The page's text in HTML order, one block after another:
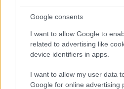
Google consents
I want to allow Google to
related to advertising like
device identifiers in apps.
I want to allow my user data
Google for online advertising
Cotización de Bitcoin hoy: análisis